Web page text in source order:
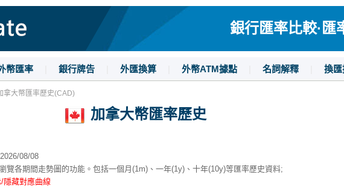
銀行匯率比較·匯
幣匯率 銀行牌告 外匯換算 外幣ATM據點 名詞解釋 換匯
拿大幣匯率歷史(CAD)
加拿大幣匯率歷史
08/08
覽各期間走勢圖的功能。包括一個月(1m)、一年(1y)、十年(10y)等匯率歷史資料;
隱藏對應曲線